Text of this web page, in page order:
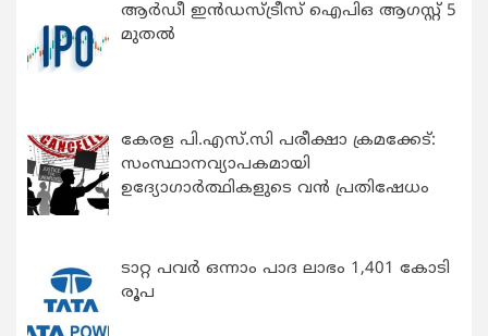
ആർഡീ ഇൻഡസ്ട്രീസ് ഐപിഒ ആഗസ്റ്റ് 5
മുതൽ
കേരള പി.എസ്.സി പരീക്ഷാ ക്രമക്കേട്:
സംസ്ഥാനവ്യാപകമായി
ഉദ്യോഗാര്‍ത്ഥികളുടെ വന്‍ പ്രതിഷേധം
ടാറ്റ പവർ ഒന്നാം പാദ ലാഭം 1,401 കോടി
രൂപ